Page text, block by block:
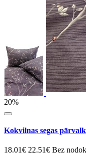
20%
Kokvilnas segas
18.01€ 22.51€ Bez